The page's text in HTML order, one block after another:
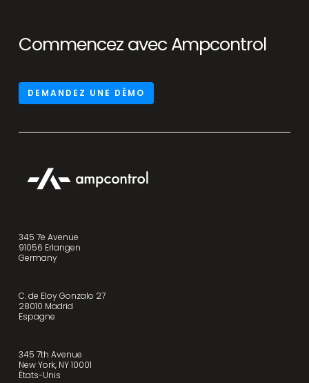
Commencez avec Ampcontrol
DEMANDEZ UNE DÉMO
345 7e Avenue
91056 Erlangen
Germany
C. de Eloy Gonzalo 27
28010 Madrid
Espagne
345 7th Avenue
New York, NY 10001
États-Unis